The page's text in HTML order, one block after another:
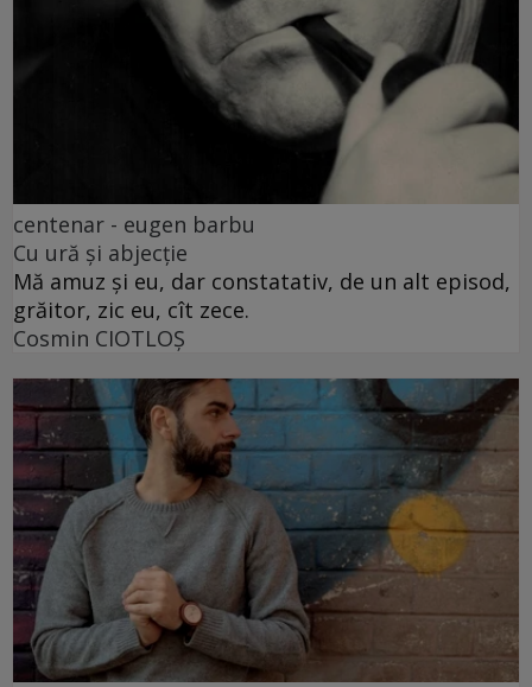
centenar - eugen barbu
Cu ură și abjecție
Mă amuz și eu, dar constatativ, de un alt episod,
grăitor, zic eu, cît zece.
Cosmin CIOTLOŞ